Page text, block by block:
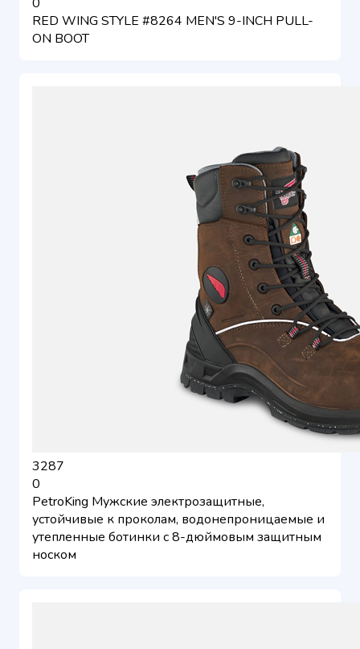
RED WING STYLE #8264 MEN'S 9-INCH PULL-
ON BOOT
3287
0
PetroKing Мужские электрозащитные,
устойчивые к проколам, водонепроницаемые и
утепленные ботинки с 8-дюймовым защитным
носком